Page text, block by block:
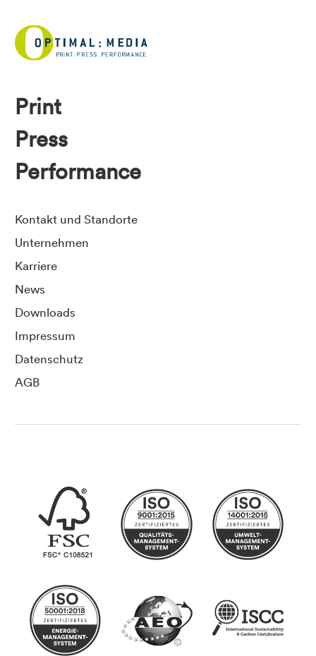
Print
Press
Performance
Kontakt und Standorte
Unternehmen
Karriere
News
Downloads
Impressum
Datenschutz
AGB